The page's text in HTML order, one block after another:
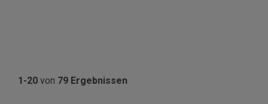
1-20 von 79 Ergebnissen